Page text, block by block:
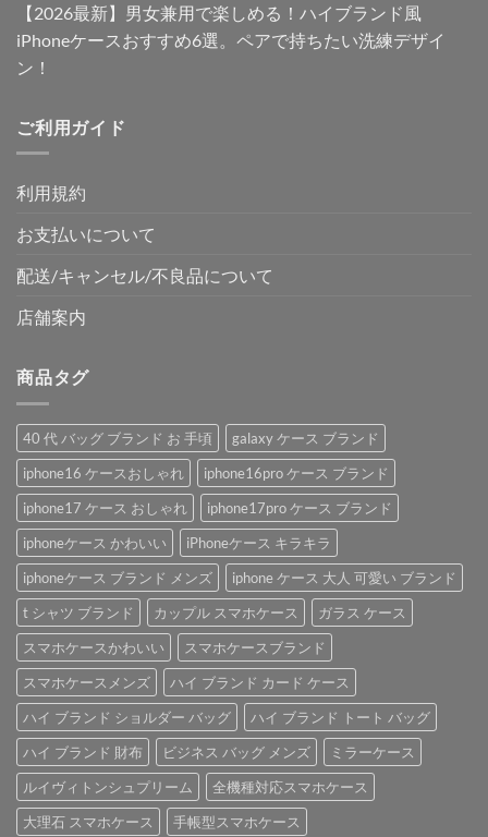
【2026最新】男女兼用で楽しめる！ハイブランド風
iPhoneケースおすすめ6選。ペアで持ちたい洗練デザイ
ン！
ご利用ガイド
利用規約
お支払いについて
配送/キャンセル/不良品について
店舗案内
商品タグ
40 代 バッグ ブランド お 手頃
galaxy ケース ブランド
iphone16 ケースおしゃれ
iphone16pro ケース ブランド
iphone17 ケース おしゃれ
iphone17pro ケース ブランド
iphoneケース かわいい
iPhoneケース キラキラ
iphoneケース ブランド メンズ
iphone ケース 大人 可愛い ブランド
t シャツ ブランド
カップル スマホケース
ガラス ケース
スマホケースかわいい
スマホケースブランド
スマホケースメンズ
ハイ ブランド カード ケース
ハイ ブランド ショルダー バッグ
ハイ ブランド トート バッグ
ハイ ブランド 財布
ビジネス バッグ メンズ
ミラーケース
ルイヴィトンシュプリーム
全機種対応スマホケース
大理石 スマホケース
手帳型スマホケース